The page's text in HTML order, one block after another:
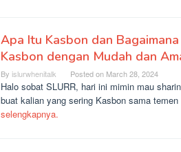
Apa Itu Kasbon dan
Kasbon dengan Mudah dan
By islurwhenitalk Posted on March 28, 2024
Halo sobat SLURR, hari ini mimin mau
buat kalian yang sering Kasbon sama
selengkapnya.